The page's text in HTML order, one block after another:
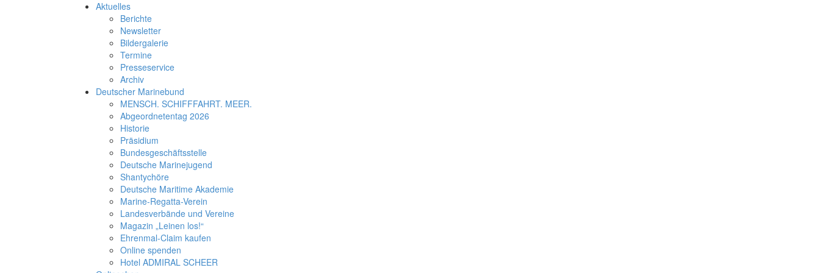
Aktuelles
Berichte
Newsletter
Bildergalerie
Termine
Presseservice
Archiv
Deutscher Marinebund
MENSCH. SCHIFFFAHRT. MEER.
Abgeordnetentag 2026
Historie
Präsidium
Bundesgeschäftsstelle
Deutsche Marinejugend
Shantychöre
Deutsche Maritime Akademie
Marine-Regatta-Verein
Landesverbände und Vereine
Magazin „Leinen los!“
Ehrenmal-Claim kaufen
Online spenden
Hotel ADMIRAL SCHEER